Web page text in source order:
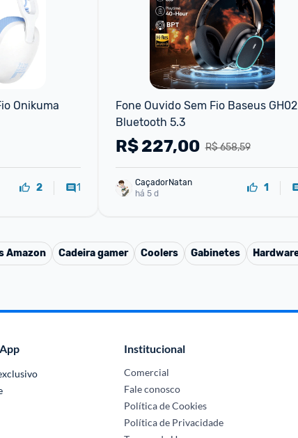
Onikuma
2 1
Fone Ouvido Sem Fio Baseus GH02
Bluetooth 5.3
R$ 658,59
R$227,00
CaçadorNatan
há 5 d
1
Amazon Cadeira gamer Coolers Gabinetes
Institucional
Comercial
Fale conosco
Política de Cookies
Política de Privacidade